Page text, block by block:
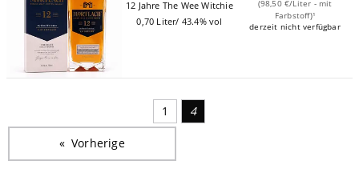
12 Jahre The Wee Witchie
0,70 Liter/ 43.4% vol
(98,50 €/Liter - mit
Farbstoff)¹
derzeit nicht verfügbar
VorherigeSeite
1 4